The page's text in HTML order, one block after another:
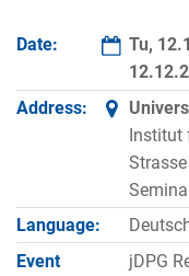
Date: Tu,
Address:
Institut
Language:
Event
jDPG